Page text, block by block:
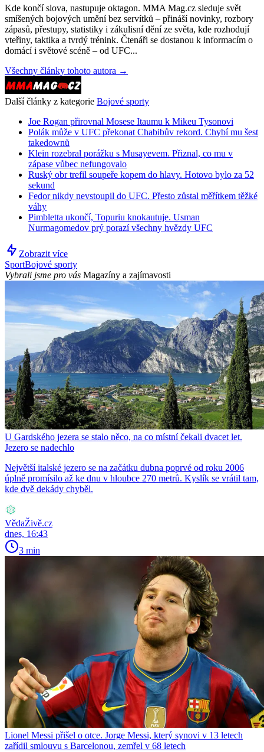
Kde končí slova, nastupuje oktagon. MMA Mag.cz sleduje svět
smíšených bojových umění bez servítků – přináší novinky, rozbory
zápasů, přestupy, statistiky i zákulisní dění ze světa, kde rozhodují
vteřiny, taktika a tvrdý trénink. Čtenáři se dostanou k informacím o
domácí i světové scéně – od UFC...
Všechny články tohoto autora →
Další články z kategorie Bojové sporty
Joe Rogan přirovnal Mosese Itaumu k Mikeu Tysonovi
Polák může v UFC překonat Chabibův rekord. Chybí mu šest
takedownů
Klein rozebral porážku s Musayevem. Přiznal, co mu v
zápase vůbec nefungovalo
Ruský obr trefil soupeře kopem do hlavy. Hotovo bylo za 52
sekund
Fedor nikdy nevstoupil do UFC. Přesto zůstal měřítkem těžké
váhy
Pimbletta ukončí, Topuriu knokautuje. Usman
Nurmagomedov prý porazí všechny hvězdy UFC
Zobrazit více
SportBojové sporty
Vybrali jsme pro vás Magazíny a zajímavosti
U Gardského jezera se stalo něco, na co místní čekali dvacet let.
Jezero se nadechlo
Největší italské jezero se na začátku dubna poprvé od roku 2006
úplně promísilo až ke dnu v hloubce 270 metrů. Kyslík se vrátil tam,
kde dvě dekády chyběl.
VědaŽivě.cz
dnes, 16:43
3 min
Lionel Messi přišel o otce. Jorge Messi, který synovi v 13 letech
zařídil smlouvu s Barcelonou, zemřel v 68 letech